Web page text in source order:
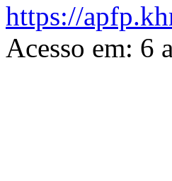
https://
Acesso em: 6